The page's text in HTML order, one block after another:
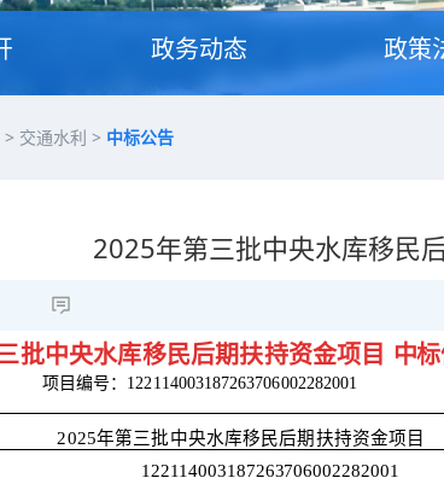
政务动态 政策
> 交通水利 > 中标公告
2025年第三批中央水库移民
批中央水库移民后期扶持资金项目 中
项目编号： 122114003187263706002282001
2025年第三批中央水库移民后期扶持资金项目
122114003187263706002282001